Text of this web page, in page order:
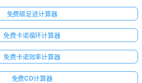
免费碳足迹计算器
免费卡诺循环计算器
免费卡诺效率计算器
免费CD计算器